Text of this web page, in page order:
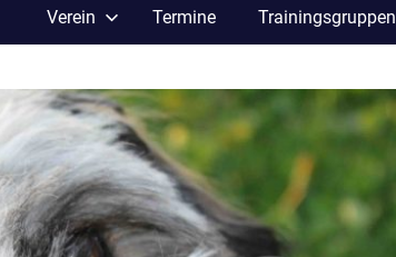
Verein Termine Trainingsgruppen